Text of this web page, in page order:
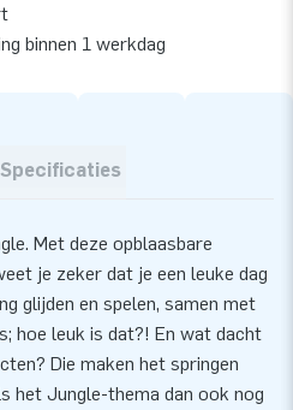
binnen 1 werkdag
Specificaties
Met deze opblaasbare
je zeker dat je een leuke dag
glijden en spelen, samen met
hoe leuk is dat?! En wat dacht
Die maken het springen
het Jungle-thema dan ook nog